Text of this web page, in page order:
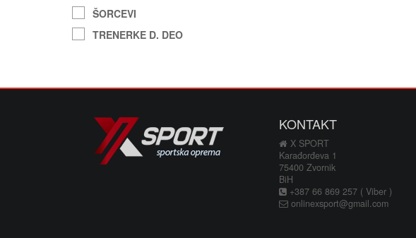
ŠORCEVI
TRENERKE D. DEO
KONTAKT
X SPORT
Karađorđeva 1
75400 Zvornik
BiH
+387 66 869 257 ( Viber )
onlinexsport@gmail.com